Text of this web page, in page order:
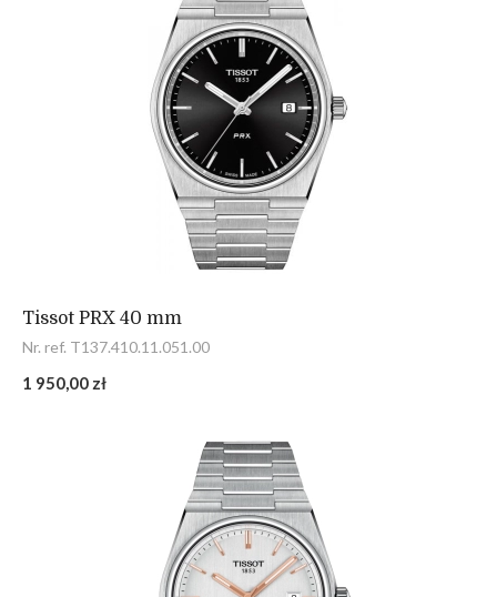
Tissot PRX 40 mm
Nr. ref. T137.410.11.051.00
1 950,00 zł